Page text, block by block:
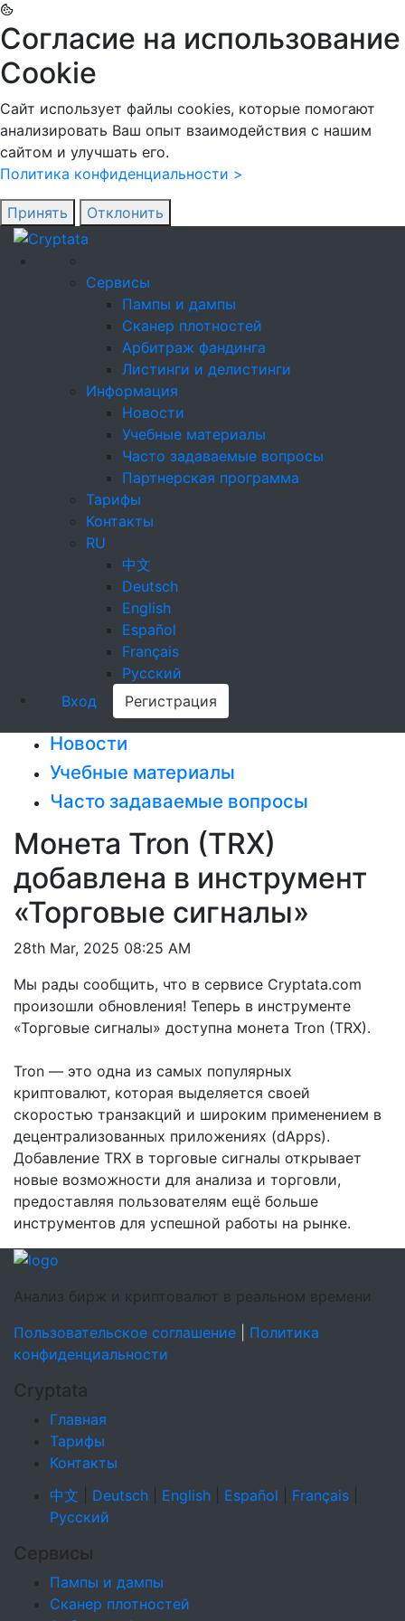
Согласие на использование
Cookie
Сайт использует файлы cookies, которые помогают
анализировать Ваш опыт взаимодействия с нашим
сайтом и улучшать его.
Политика конфиденциальности >
Принять Отклонить
Сервисы
Пампы и дампы
Сканер плотностей
Арбитраж фандинга
Листинги и делистинги
Информация
Новости
Учебные материалы
Часто задаваемые вопросы
Партнерская программа
Тарифы
Контакты
RU
中文
Deutsch
English
Español
Français
Русский
Вход
Регистрация
Новости
Учебные материалы
Часто задаваемые вопросы
Монета Tron (TRX)
добавлена в инструмент
«Торговые сигналы»
28th Mar, 2025 08:25 AM
Мы рады сообщить, что в сервисе Cryptata.com
произошли обновления! Теперь в инструменте
«Торговые сигналы» доступна монета Tron (TRX).
Tron — это одна из самых популярных
криптовалют, которая выделяется своей
скоростью транзакций и широким применением в
децентрализованных приложениях (dApps).
Добавление TRX в торговые сигналы открывает
новые возможности для анализа и торговли,
предоставляя пользователям ещё больше
инструментов для успешной работы на рынке.
Анализ бирж и криптовалют в реальном времени
Пользовательское соглашение
Политика
конфиденциальности
Cryptata
Главная
Тарифы
Контакты
中文
Deutsch English Español Français
Русский
Сервисы
Пампы и дампы
Сканер плотностей